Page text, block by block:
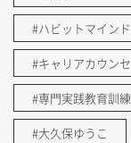
#ハビットマインド
#キャリアカウン
#専門実践教育訓
#大久保ゆうこ